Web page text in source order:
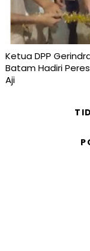
Ketua DPP
Batam Hadiri
Aji